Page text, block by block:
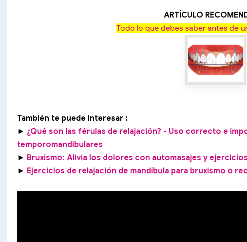
ARTÍCULO
Todo lo que debes saber antes de
También te puede interesar :
► ¿Qué son las férulas de relajación? - Uso correcto e
temporomandibulares
► Bruxismo: Alivia los dolores con automasajes y ejercicios
► Ejercicios de relajación de mandíbula para bruxismo o